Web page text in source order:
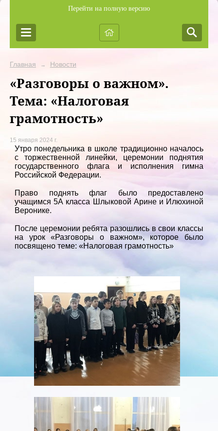
Перейти на полную версию
Главная → Новости
«Разговоры о важном».
Тема: «Налоговая
грамотность»
15 января 2024 г.
Утро понедельника в школе традиционно началось
с торжественной линейки, церемонии поднятия
государственного флага и исполнения гимна
Российской Федерации.
Право поднять флаг было предоставлено
учащимся 5А класса Шлыковой Арине и Илюхиной
Веронике.
После церемонии ребята разошлись в свои классы
на урок «Разговоры о важном», которое было
посвящено теме: «Налоговая грамотность»